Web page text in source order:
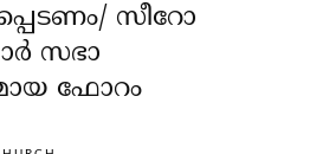
സീറോ
സഭാ
ഫോറം